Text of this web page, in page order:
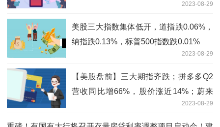
2023-08-29
美股三大指数集体低开，道指跌0.06%，
纳指跌0.13%，标普500指数跌0.01%
2023-08-29
【美股盘前】三大期指齐跌；拼多多Q2
营收同比增66%，股价涨近14%；蔚来
Q3交付和营收指引创新高；花旗：美联
储或持续实施量化紧缩直至2025年
2023-08-29